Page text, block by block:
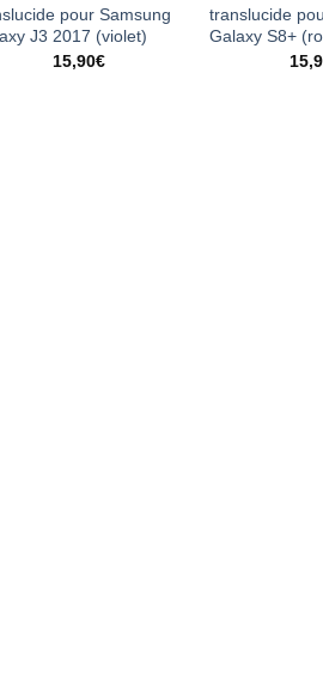
pour Samsung
J3 2017 (violet)
15,90€
translucide
Galaxy S8+